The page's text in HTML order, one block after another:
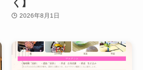
2026年8月1日